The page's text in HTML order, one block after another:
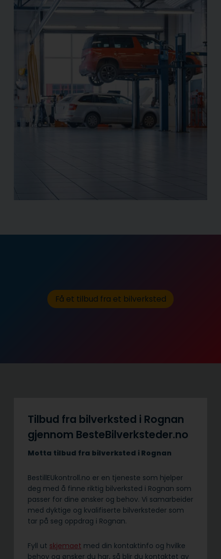
Få et tilbud fra et bilverksted
Tilbud fra bilverksted i Rognan
gjennom BesteBilverksteder.no
Motta tilbud fra bilverksted i Rognan
BestillEUkontroll.no er en tjeneste som hjelper
deg med å finne riktig bilverksted i Rognan som
passer for dine ønsker og behov. Vi samarbeider
med dyktige og kvalifiserte bilverksteder som
tar på seg oppdrag i Rognan.
Fyll ut skjemaet med din kontaktinfo og hvilke
behov og ønsker du har, så blir du kontaktet av